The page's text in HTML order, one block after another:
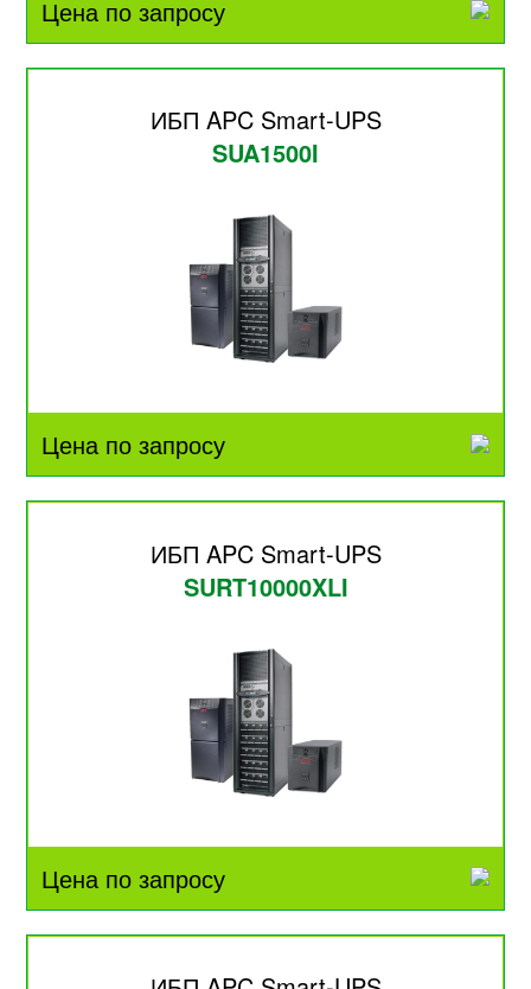
Цена по запросу
ИБП APC Smart-UPS
SUA1500I
Цена по запросу
ИБП APC Smart-UPS
SURT10000XLI
Цена по запросу